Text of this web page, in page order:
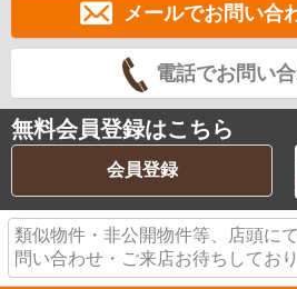
メールでお問い合
電話でお問い
無料会員登録はこちら
会員登録
類似物件・非公開物件等、店頭に
問い合わせ・ご来店お待ちしてお